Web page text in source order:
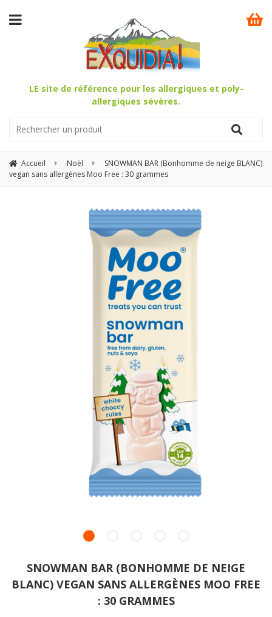
LE site de référence pour les allergiques et poly-
allergiques sévères.
Accueil Noël
SNOWMAN BAR (Bonhomme de neige BLANC)
vegan sans allergènes Moo Free : 30 grammes
SNOWMAN BAR (BONHOMME DE NEIGE
BLANC) VEGAN SANS ALLERGÈNES MOO FREE
: 30 GRAMMES